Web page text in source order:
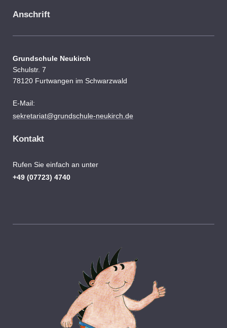
Anschrift
Grundschule Neukirch
Schulstr. 7
78120 Furtwangen im Schwarzwald
E-Mail:
sekretariat@grundschule-neukirch.de
Kontakt
Rufen Sie einfach an unter
+49 (07723) 4740